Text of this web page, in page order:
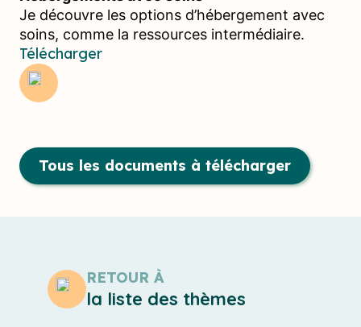
Je découvre les options d’hébergement avec
soins, comme la ressources intermédiaire.
Télécharger
Tous les documents à télécharger
RETOUR À
la liste des thèmes